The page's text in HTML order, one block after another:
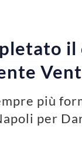
più
per